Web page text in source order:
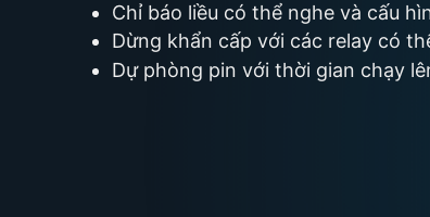
Chỉ báo liều có thể nghe và cấu
Dừng khẩn cấp với các relay có
Dự phòng pin với thời gian chạy